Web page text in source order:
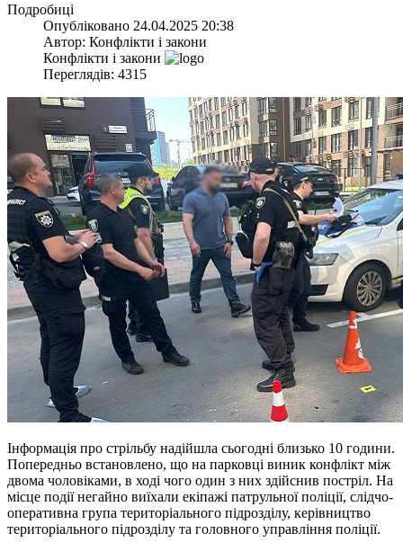
Подробиці
Опубліковано 24.04.2025 20:38
Автор: Конфлікти і закони
Конфлікти і закони
Переглядів: 4315
Інформація про стрільбу надійшла сьогодні близько 10 години.
Попередньо встановлено, що на парковці виник конфлікт між
двома чоловіками, в ході чого один з них здійснив постріл. На
місце події негайно виїхали екіпажі патрульної поліції, слідчо-
оперативна група територіального підрозділу, керівництво
територіального підрозділу та головного управління поліції.